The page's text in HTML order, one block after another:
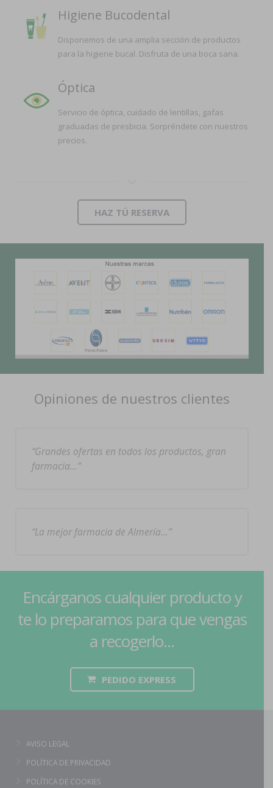
Higiene Bucodental
Disponemos de una amplia sección de productos
para la higiene bucal. Disfruta de una boca sana.
Óptica
Servicio de óptica, cuidado de lentillas, gafas
graduadas de presbicia. Sorpréndete con nuestros
precios.
HAZ TÚ RESERVA
Opiniones de nuestros clientes
Grandes ofertas en todos los productos, gran
farmacia…
La mejor farmacia de Almería…
Encárganos cualquier producto y
te lo preparamos para que vengas
a recogerlo...
PEDIDO EXPRESS
AVISO LEGAL
POLÍTICA DE PRIVACIDAD
POLÍTICA DE COOKIES